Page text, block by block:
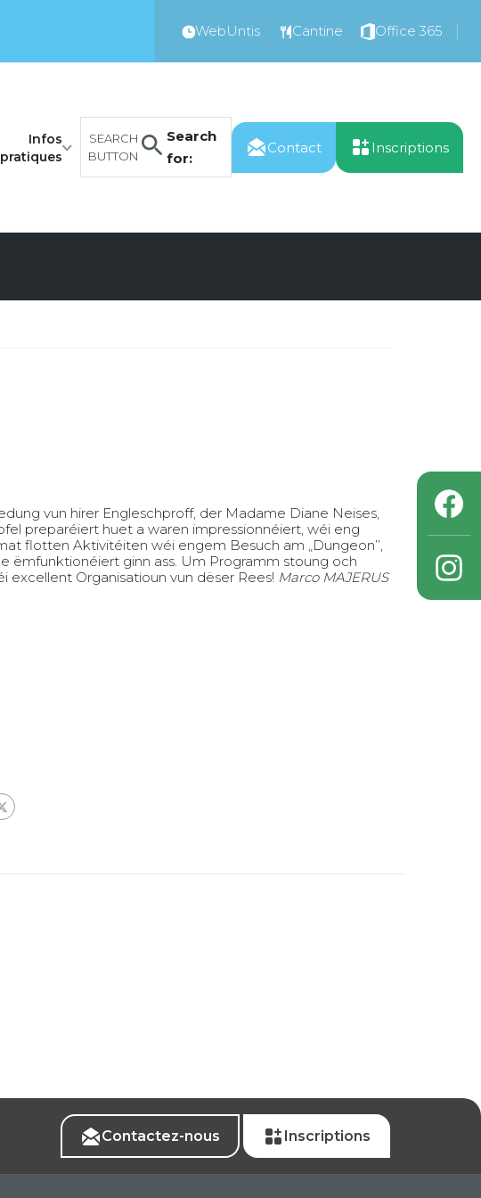
WebUntis Cantine Office 365
Infos
pratiques
Search
for:
SEARCH
BUTTON
Contact Inscriptions
vun hirer Engleschproff, der Madame Diane Neises,
preparéiert huet a waren impressionnéiert, wéi eng
flotten Aktivitéiten wéi engem Besuch am „Dungeon’’,
ëmfunktionéiert ginn ass. Um Programm stoung och
excellent Organisatioun vun dëser Rees! Marco MAJERUS
Contactez-nous Inscriptions